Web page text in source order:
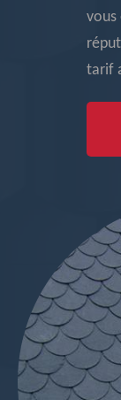
vous
tarif